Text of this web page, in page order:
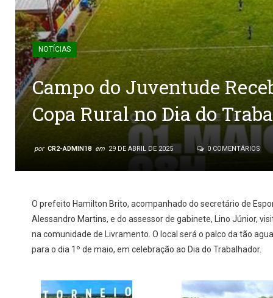
NOTÍCIAS
Campo do Juventude
Copa Rural no Dia do
por CR2-ADMIN18 em 29 DE ABRIL DE 2025 0 COMENTÁRIOS
O prefeito Hamilton Brito, acompanhado do secretário de
Alessandro Martins, e do assessor de gabinete, Lino Júnior,
na comunidade de Livramento. O local será o palco da tão
para o dia 1º de maio, em celebração ao Dia do Trabalhador.